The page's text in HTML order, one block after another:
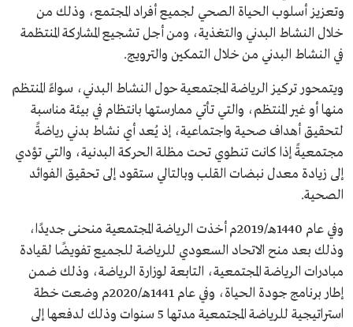
وتعزيز أسلوب الحياة الصحي لجميع أفراد المجتمع، وذلك من
خلال النشاط البدني والتغذية، ومن أجل تشجيع المشاركة المنتظمة
في النشاط البدني من خلال التمكين والترويج.
ويتمحور تركيز الرياضة المجتمعية حول النشاط البدني، سواءً المنتظم
منها أو غير المنتظم، والتي تأتي ممارستها بانتظام في بيئة مناسبة
لتحقيق أهداف صحية واجتماعية، إذ يُعد أي نشاط بدني رياضةً
مجتمعيةً إذا كانت تنطوي تحت مظلة الحركة البدنية، والتي تؤدي
إلى زيادة معدل نبضات القلب وبالتالي ستقود إلى تحقيق الفوائد
الصحية.
وفي عام 1440هـ/2019م أخذت الرياضة المجتمعية منحنى جديدًا،
وذلك بعد منح الاتحاد السعودي للرياضة للجميع تفويضًا لقيادة
مبادرات الرياضة المجتمعية، التابعة لوزارة الرياضة، وذلك ضمن
إطار برنامج جودة الحياة، وفي عام 1441هـ/2020م وضعت خطة
استراتيجية للرياضة المجتمعية مدتها 5 سنوات وذلك لدفعها إلى